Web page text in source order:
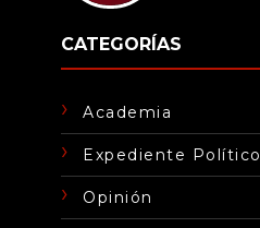
CATEGORÍAS
Academia
Expediente Político
Opinión